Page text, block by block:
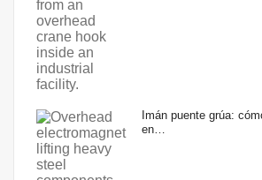
Imán puente grúa:
en…